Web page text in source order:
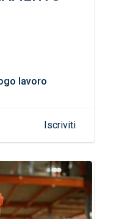
lavoro
Iscriviti